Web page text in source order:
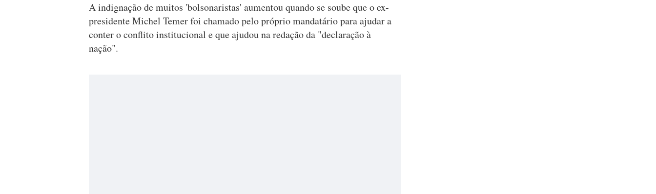
A indignação de muitos 'bolsonaristas' aumentou quando se soube que o ex-
presidente Michel Temer foi chamado pelo próprio mandatário para ajudar a
conter o conflito institucional e que ajudou na redação da "declaração à
nação".